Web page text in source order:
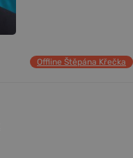
Offline Štěpána Křečka